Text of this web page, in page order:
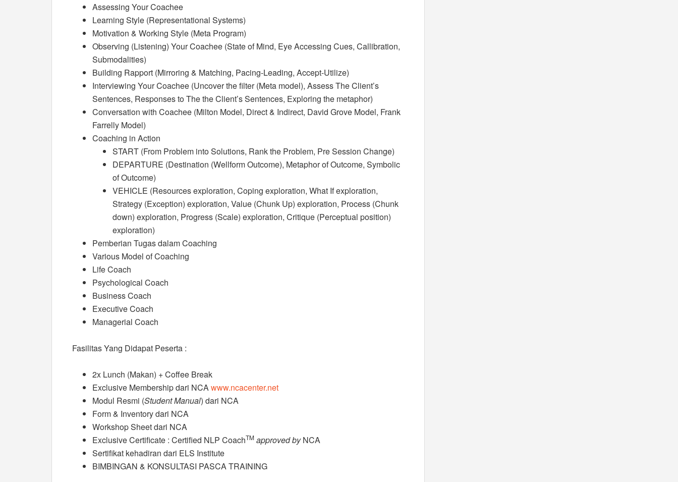
Assessing Your Coachee
Learning Style (Representational Systems)
Motivation & Working Style (Meta Program)
Observing (Listening) Your Coachee (State of Mind, Eye Accessing Cues, Callibration,
Submodalities)
Building Rapport (Mirroring & Matching, Pacing-Leading, Accept-Utilize)
Interviewing Your Coachee (Uncover the filter (Meta model), Assess The Client’s
Sentences, Responses to The the Client’s Sentences, Exploring the metaphor)
Conversation with Coachee (Milton Model, Direct & Indirect, David Grove Model, Frank
Farrelly Model)
Coaching in Action
START (From Problem into Solutions, Rank the Problem, Pre Session Change)
DEPARTURE (Destination (Wellform Outcome), Metaphor of Outcome, Symbolic
of Outcome)
VEHICLE (Resources exploration, Coping exploration, What If exploration,
Strategy (Exception) exploration, Value (Chunk Up) exploration, Process (Chunk
down) exploration, Progress (Scale) exploration, Critique (Perceptual position)
exploration)
Pemberian Tugas dalam Coaching
Various Model of Coaching
Life Coach
Psychological Coach
Business Coach
Executive Coach
Managerial Coach
Fasilitas Yang Didapat Peserta :
2x Lunch (Makan) + Coffee Break
Exclusive Membership dari NCAwww.ncacenter.net
Modul Resmi (Student Manual) dari NCA
Form & Inventory dari NCA
Workshop Sheet dari NCA
Exclusive Certificate : Certified NLP CoachTM approved byNCA
Sertifikat kehadiran dari ELS Institute
BIMBINGAN & KONSULTASI PASCA TRAINING